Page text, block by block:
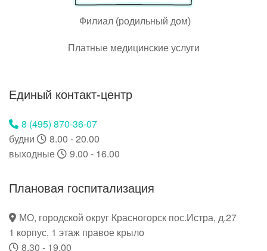
Филиал (родильный дом)
Платные медицинские услуги
Единый контакт-центр
8 (495) 870-36-07
будни
8.00 - 20.00
выходные
9.00 - 16.00
Плановая госпитализация
МО, городской округ Красногорск пос.Истра, д.27
1 корпус, 1 этаж правое крыло
8.30 - 19.00